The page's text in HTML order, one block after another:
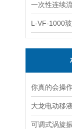
一次性连续
L-VF-1000
你真的会操